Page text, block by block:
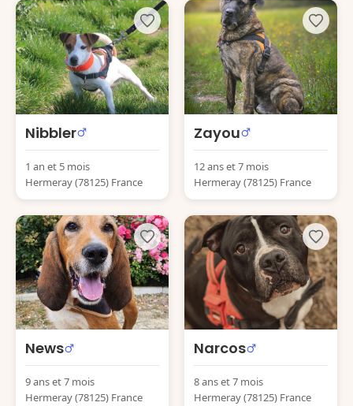
Nibbler
1 an et 5 mois
Hermeray (78125) France
Zayou
12 ans et 7 mois
Hermeray (78125) France
News
9 ans et 7 mois
Hermeray (78125) France
Narcos
8 ans et 7 mois
Hermeray (78125) France